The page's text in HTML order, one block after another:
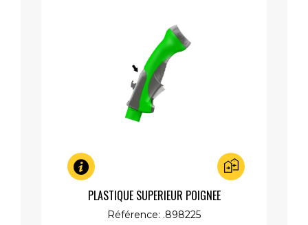
PLASTIQUE SUPERIEUR POIGNEE
Référence: .898225